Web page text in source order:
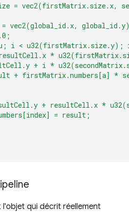
= vec2(firstMatrix.size.x,
vec2(global_id.x,
i < u32(firstMatrix.size.y);
*
+ i *
+ firstMatrix.numbers[a] *
+ resultCell.x *
= result;
l'objet qui décrit réellement